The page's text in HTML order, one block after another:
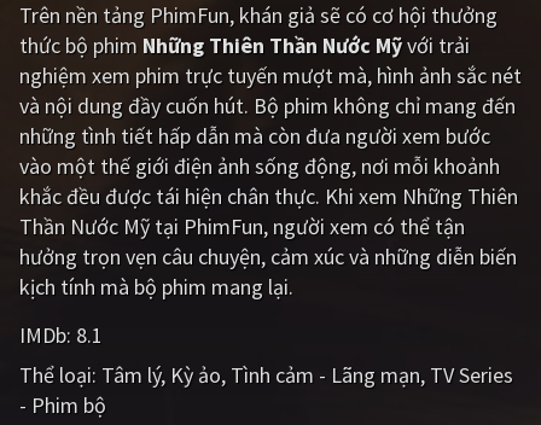
CẬP NHẬT
PHIM MỚI
PHIM BỘ
PHIM LẺ
PHIM CHIẾU RẠP
BLOG
Trên nền tảng PhimFun, khán giả sẽ có cơ hội thưởng
thức bộ phim Những Thiên Thần Nước Mỹvới trải
nghiệm xem phim trực tuyến mượt mà, hình ảnh sắc nét
và nội dung đầy cuốn hút. Bộ phim không chỉ mang đến
những tình tiết hấp dẫn mà còn đưa người xem bước
vào một thế giới điện ảnh sống động, nơi mỗi khoảnh
khắc đều được tái hiện chân thực. Khi xem Những Thiên
Thần Nước Mỹ tại PhimFun, người xem có thể tận
hưởng trọn vẹn câu chuyện, cảm xúc và những diễn biến
kịch tính mà bộ phim mang lại.
IMDb: 8.1
Thể loại: Tâm lý Kỳ ảo Tình cảm - Lãng mạn TV Series
- Phim bộ